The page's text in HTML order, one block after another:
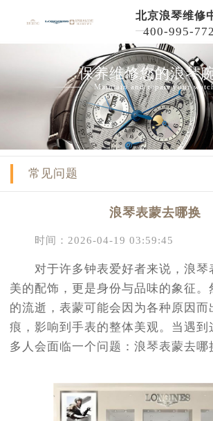
北京浪琴维修
400-995-
保养维修您的浪琴
Maintain and repair your
常见问题
浪琴表蒙去哪换
时间：2026-04-19 03:59:45
对于许多钟表爱好者来说，浪琴
美的配饰，更是身份与品味的象征。
的流逝，表蒙可能会因为各种原因而
痕，影响到手表的整体美观。当遇到
多人会面临一个问题：浪琴表蒙去哪